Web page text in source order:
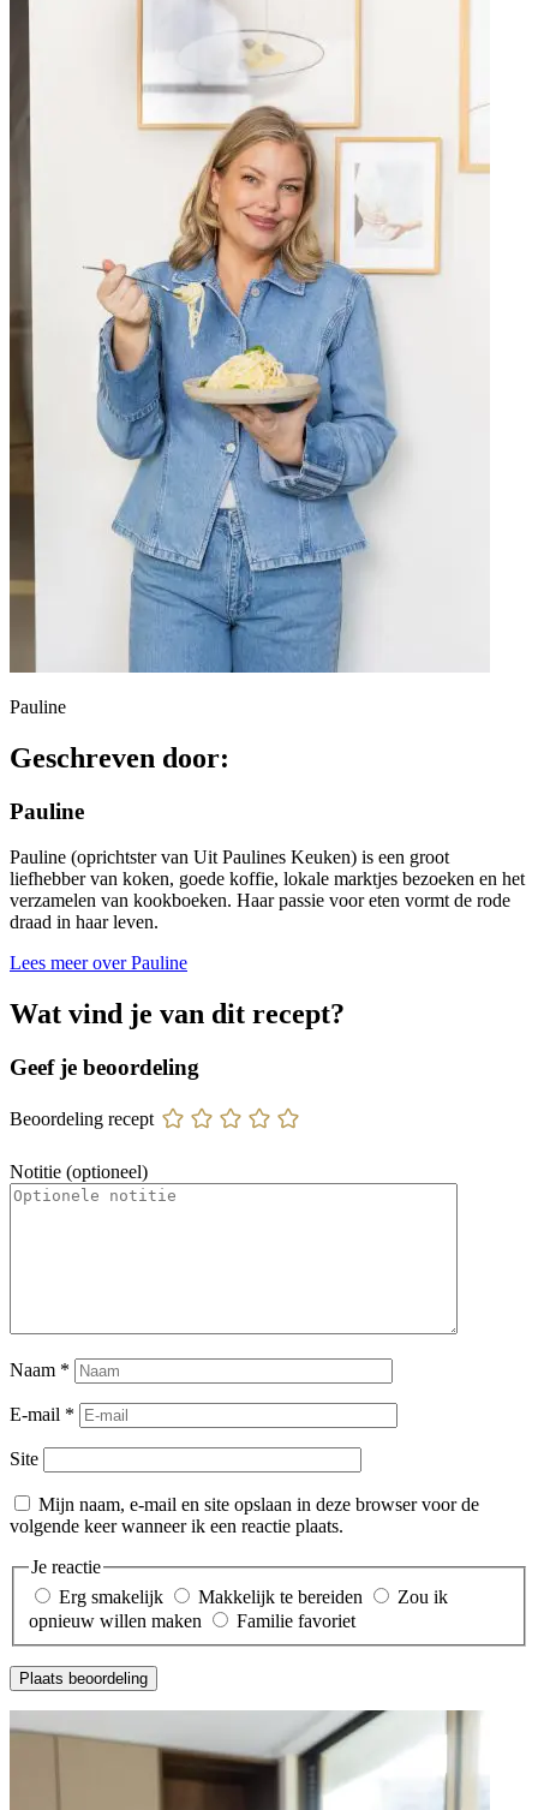
Pauline
Geschreven door:
Pauline
Pauline (oprichtster van Uit Paulines Keuken) is een groot
liefhebber van koken, goede koffie, lokale marktjes bezoeken en het
verzamelen van kookboeken. Haar passie voor eten vormt de rode
draad in haar leven.
Lees meer over Pauline
Wat vind je van dit recept?
Geef je beoordeling
Beoordeling recept
Notitie (optioneel)
Naam *
E-mail *
Site
Mijn naam, e-mail en site opslaan in deze browser voor de
volgende keer wanneer ik een reactie plaats.
Je reactie
Erg smakelijk
Makkelijk te bereiden
Zou ik
opnieuw willen maken
Familie favoriet
Plaats beoordeling